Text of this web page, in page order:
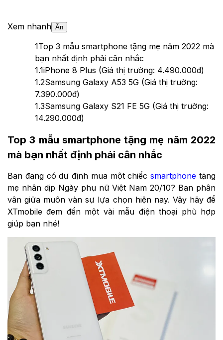
Xem nhanh Ẩn
1Top 3 mẫu smartphone tặng mẹ năm 2022 mà
bạn nhất định phải cân nhắc
1.1iPhone 8 Plus (Giá thị trường: 4.490.000đ)
1.2Samsung Galaxy A53 5G (Giá thị trường:
7.390.000đ)
1.3Samsung Galaxy S21 FE 5G (Giá thị trường:
14.290.000đ)
Top 3 mẫu smartphone tặng mẹ năm 2022
mà bạn nhất định phải cân nhắc
Bạn đang có dự định mua một chiếcsmartphone tặng
mẹ nhân dịp Ngày phụ nữ Việt Nam 20/10? Bạn phân
vân giữa muôn vàn sự lựa chọn hiện nay. Vậy hãy để
XTmobile đem đến một vài mẫu điện thoại phù hợp
giúp bạn nhé!